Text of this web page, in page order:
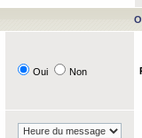
Oui Non